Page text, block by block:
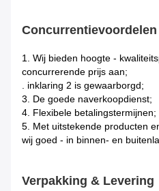
Concurrentievoordelen
1. Wij bieden hoogte -
concurrerende prijs aan;
. inklaring 2 is gewaarborgd;
3. De goede naverkoopdienst;
4. Flexibele betalingstermijnen;
5. Met uitstekende producten
wij goed - in binnen- en
Verpakking & Levering